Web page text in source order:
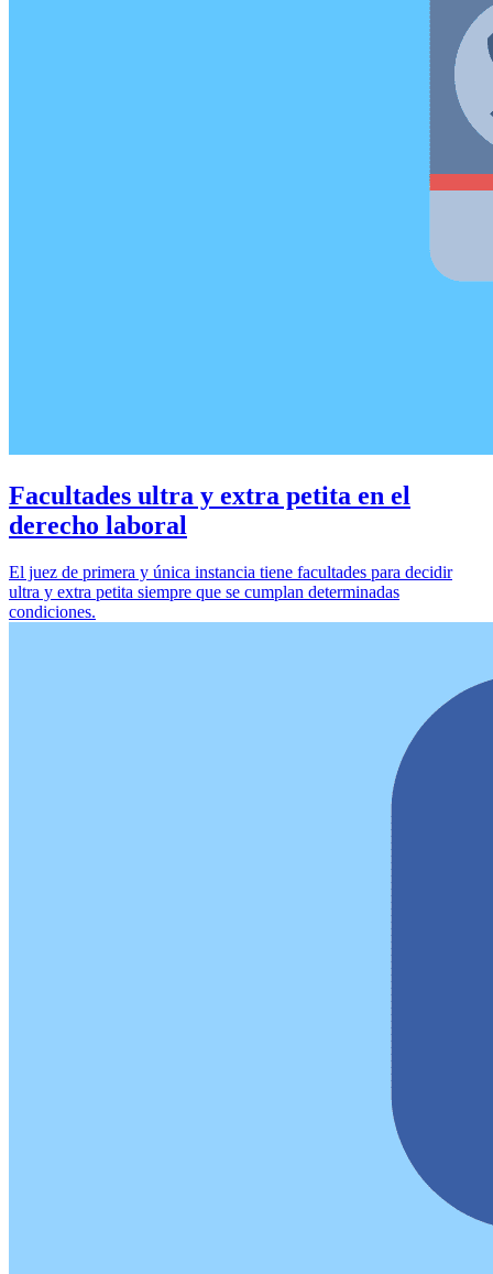
Facultades ultra y extra petita en el
derecho laboral
El juez de primera y única instancia tiene facultades para decidir
ultra y extra petita siempre que se cumplan determinadas
condiciones.